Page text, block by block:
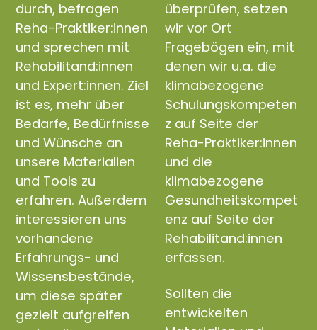
durch, befragen
Reha-Praktiker:innen
und sprechen mit
Rehabilitand:innen
und Expert:innen. Ziel
ist es, mehr über
Bedarfe, Bedürfnisse
und Wünsche an
unsere Materialien
und Tools zu
erfahren. Außerdem
interessieren uns
vorhandene
Erfahrungs- und
Wissensbestände,
um diese später
gezielt aufgreifen
überprüfen, setzen
wir vor Ort
Fragebögen ein, mit
denen wir u.a. die
klimabezogene
Schulungskompeten
z auf Seite der
Reha-Praktiker:innen
und die
klimabezogene
Gesundheitskompet
enz auf Seite der
Rehabilitand:innen
erfassen.
Sollten die
entwickelten